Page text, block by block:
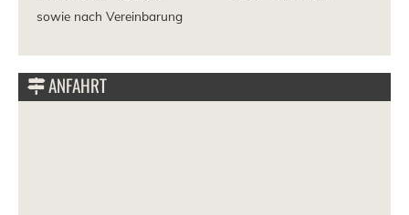
sowie nach Vereinbarung
ANFAHRT